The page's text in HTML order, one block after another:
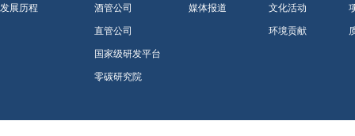
发展历程 酒管公司
直管公司
国家级研发平台
零碳研究院
媒体报道 文化活动
环境贡献